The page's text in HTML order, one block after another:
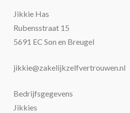
Jikkie Has
Rubensstraat 15
5691 EC Son en Breugel
jikkie@zakelijkzelfvertrouwen.nl
Bedrijfsgegevens
Jikkies